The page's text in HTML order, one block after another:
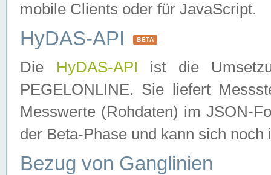
mobile Clients oder für JavaScript.
HyDAS-API BETA
Die HyDAS-API ist die
PEGELONLINE. Sie liefert
Messwerte (Rohdaten) im JSON-
der Beta-Phase und kann sich noch
Bezug von Ganglinien